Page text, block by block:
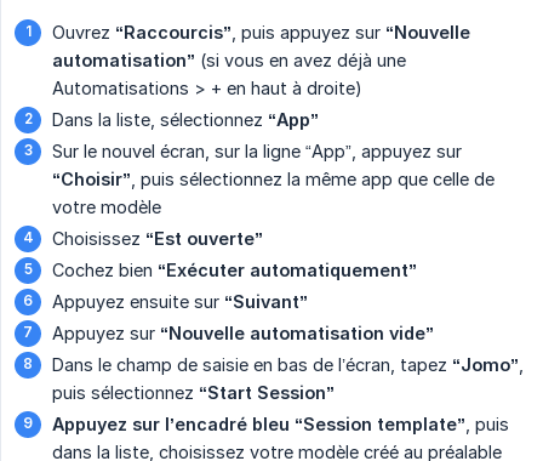
Ouvrez “Raccourcis” , puis appuyez sur “Nouvelle
automatisation” (si vous en avez déjà une
Automatisations > + en haut à droite)
Dans la liste, sélectionnez “App”
Sur le nouvel écran, sur la ligne “App”, appuyez sur
“Choisir” , puis sélectionnez la même app que celle de
votre modèle
Choisissez “Est ouverte”
Cochez bien “Exécuter automatiquement”
Appuyez ensuite sur “Suivant”
Appuyez sur “Nouvelle automatisation vide”
Dans le champ de saisie en bas de l’écran, tapez “Jomo”
puis sélectionnez “Start Session”
Appuyez sur l’encadré bleu “Session template” , puis
dans la liste, choisissez votre modèle créé au préalable